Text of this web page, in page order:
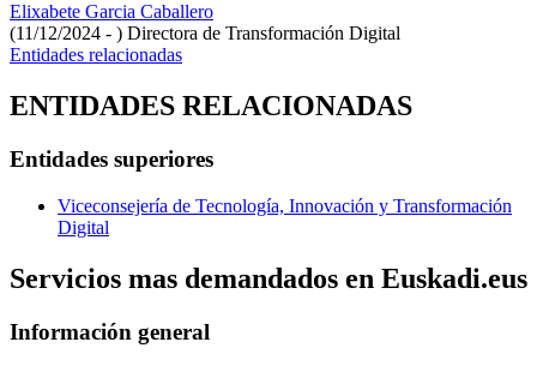
Elixabete Garcia Caballero
(11/12/2024 - ) Directora de Transformación Digital
Entidades relacionadas
ENTIDADES RELACIONADAS
Entidades superiores
Viceconsejería de Tecnología, Innovación y Transformación
Digital
Servicios mas demandados en Euskadi.eus
Información general